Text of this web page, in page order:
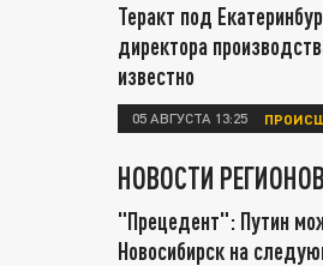
Теракт под
директора
известно
05 АВГУСТА 13:25
НОВОСТИ РЕГИОНОВ
"Прецедент": Путин
Новосибирск на